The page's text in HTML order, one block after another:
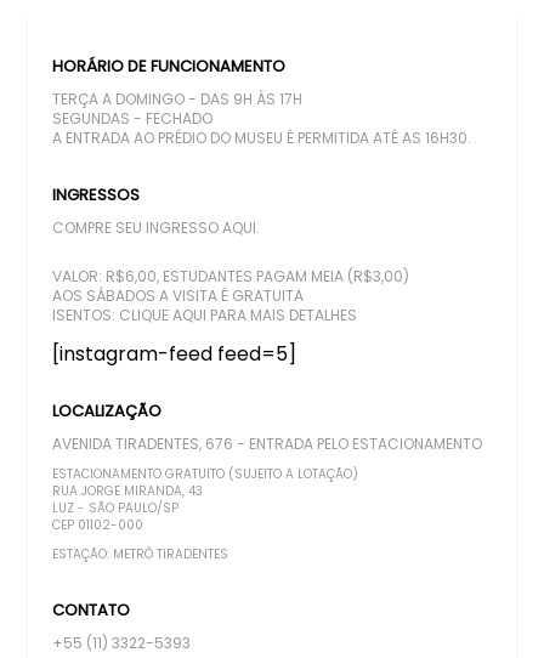
HORÁRIO DE FUNCIONAMENTO
TERÇA A DOMINGO - DAS 9H ÀS 17H
SEGUNDAS - FECHADO
A ENTRADA AO PRÉDIO DO MUSEU É PERMITIDA ATÉ AS 16H30.
INGRESSOS
COMPRE SEU INGRESSO AQUI.
VALOR: R$6,00, ESTUDANTES PAGAM MEIA (R$3,00)
AOS SÁBADOS A VISITA É GRATUITA
ISENTOS: CLIQUE AQUI PARA MAIS DETALHES
[instagram-feed feed=5]
LOCALIZAÇÃO
AVENIDA TIRADENTES, 676 - ENTRADA PELO ESTACIONAMENTO
ESTACIONAMENTO GRATUITO (SUJEITO A LOTAÇÃO)
RUA JORGE MIRANDA, 43
LUZ - SÃO PAULO/SP
CEP 01102-000
ESTAÇÃO: METRÔ TIRADENTES
CONTATO
+55 (11) 3322-5393